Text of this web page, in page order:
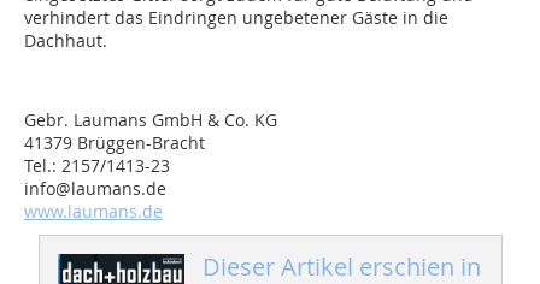
verhindert das Eindringen ungebetener Gäste in die
Dachhaut.
Gebr. Laumans GmbH & Co. KG
41379 Brüggen-Bracht
Tel.: 2157/1413-23
info@laumans.de
www.laumans.de
Dieser Artikel erschien in